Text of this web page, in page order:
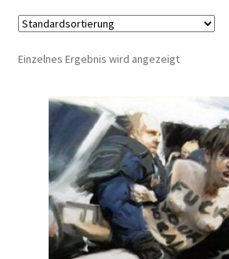
Themen
Einzelnes Ergebnis wird angezeigt